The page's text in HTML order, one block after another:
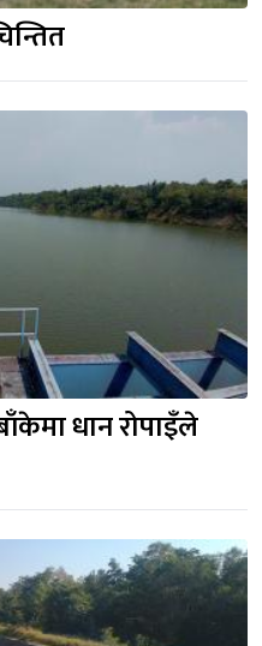
धान रोपाइँले